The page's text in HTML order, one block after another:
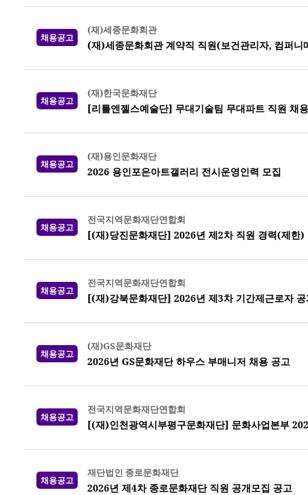
채용공고
(재)세종문화회관
(재)세종문화회관 계약직 직원(보건관리자, 컴퍼
채용공고
(재)한국문화재단
[리틀엔젤스예술단] 무대기술팀 무대파트 직원 채용
채용공고
(재)용인문화재단
2026 용인포은아트갤러리 전시운영인력 모집
채용공고
전국지역문화재단연합회
[(재)당진문화재단] 2026년 제2차 직원 경력(제한)
채용공고
전국지역문화재단연합회
[(재)강북문화재단] 2026년 제3차 기간제근로자
채용공고
(재)GS문화재단
2026년 GS문화재단 하우스 부매니저 채용 공고
채용공고
전국지역문화재단연합회
[(재)인천광역시부평구문화재단] 문화사업본부
채용공고
재단법인 종로문화재단
2026년 제4차 종로문화재단 직원 공개모집 공고